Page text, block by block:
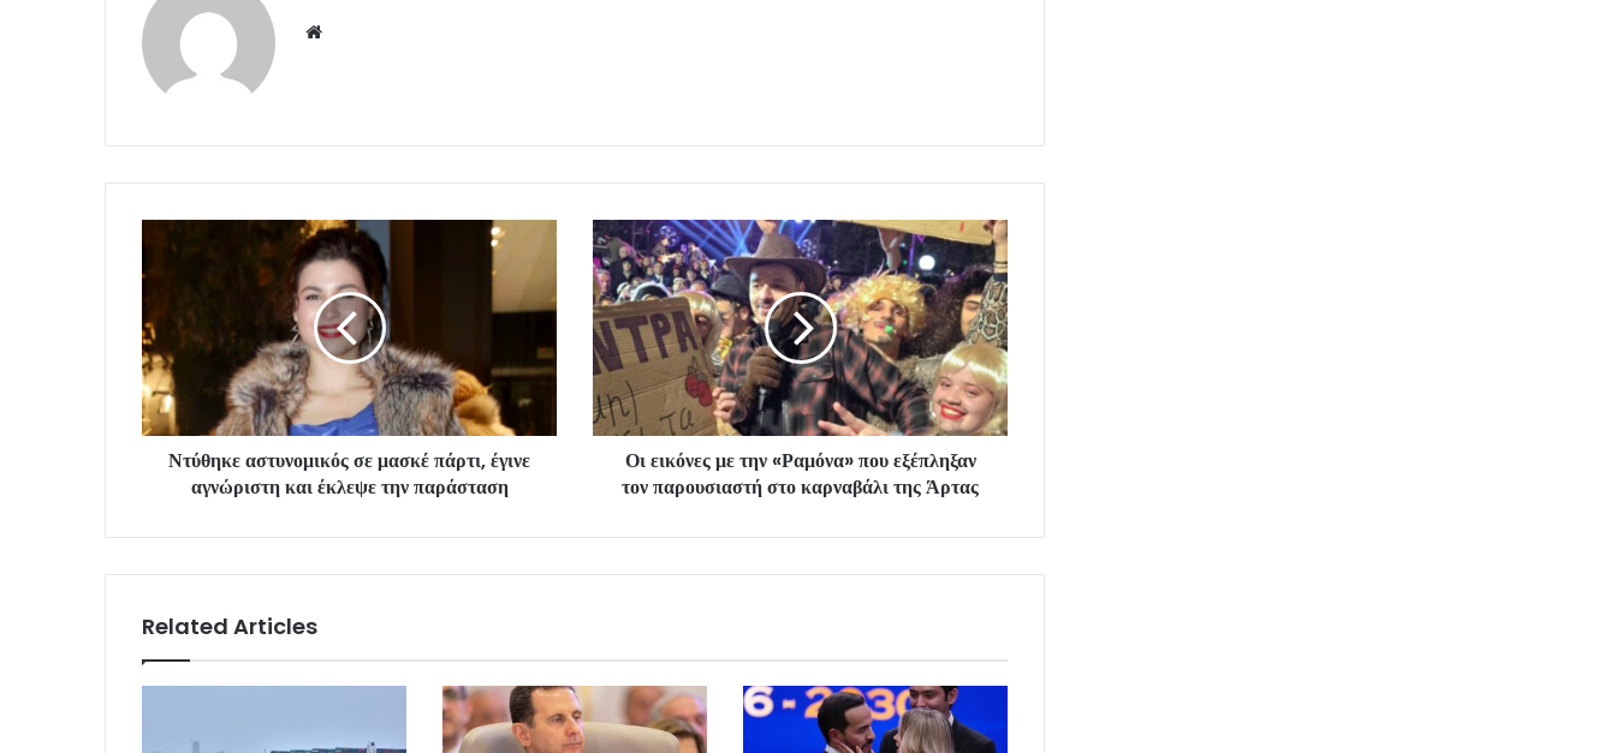
Ντύθηκε αστυνομικός σε μασκέ πάρτι, έγινε
αγνώριστη και έκλεψε την παράσταση
Οι εικόνες με την «Ραμόνα» που εξέπληξαν
τον παρουσιαστή στο καρναβάλι της Άρτας
Related Articles